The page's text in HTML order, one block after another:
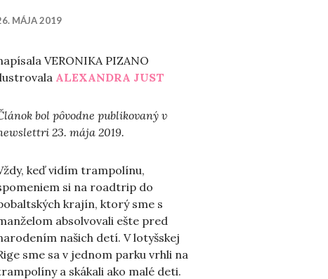
MÁJA 2019
VERONIKA PIZANO
ALEXANDRA JUST
bol pôvodne publikovaný v
23. mája 2019.
keď vidím trampolínu,
si na roadtrip do
krajín, ktorý sme s
absolvovali ešte pred
našich detí. V lotyšskej
sme sa v jednom parku vrhli na
a skákali ako malé deti.